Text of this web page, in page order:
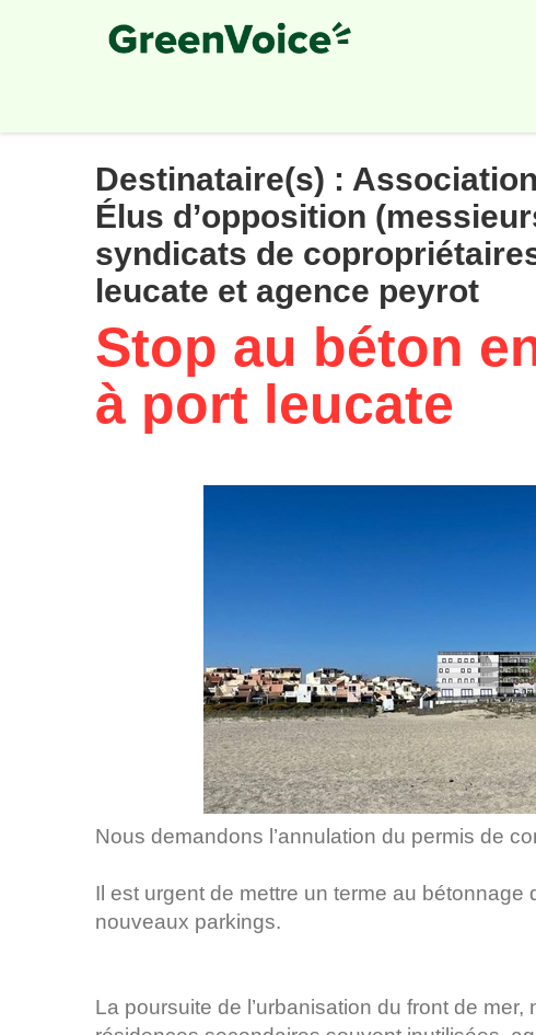
Destinataire(s) :
Élus d’opposition
syndicats de
leucate et agence peyrot
Stop au béton
à port leucate
Nous demandons l’annulation du permis de
Il est urgent de mettre un terme au bétonnage
nouveaux parkings.
La poursuite de l’urbanisation du front de